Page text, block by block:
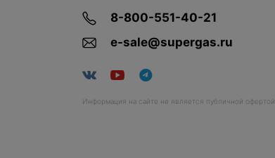
8-800-551-40-21
e-sale@supergas.ru
Информация на сайте не является публичной офертой